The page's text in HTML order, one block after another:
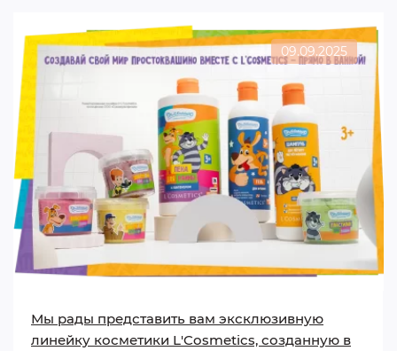
09.09.2025
Мы рады представить вам эксклюзивную
линейку косметики L'Cosmetics, созданную в